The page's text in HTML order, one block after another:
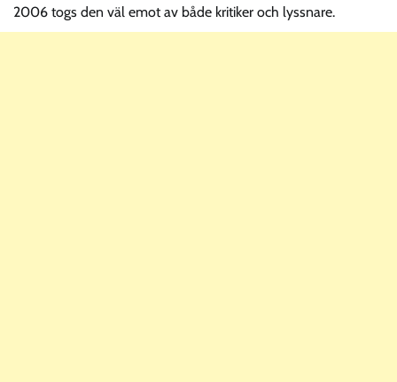
2006 togs den väl emot av både kritiker och lyssnare.